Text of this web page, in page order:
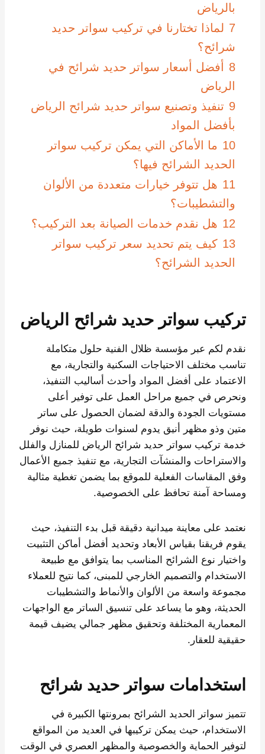
بالرياض
7 لماذا تختارنا في تركيب سواتر حديد
شرائح؟
8
أفضل أسعار سواتر حديد شرائح في
الرياض
9 تنفيذ وتصنيع سواتر حديد شرائح الرياض
بأفضل المواد
10 ما الأماكن التي يمكن تركيب سواتر
الحديد الشرائح فيها؟
11 هل تتوفر خيارات متعددة من الألوان
والتشطيبات؟
12 هل نقدم خدمات الصيانة بعد التركيب؟
13 كيف يتم تحديد سعر تركيب سواتر
الحديد الشرائح؟
تركيب سواتر حديد شرائح الرياض
نقدم لكم عبر مؤسسة ظلال الفنية حلول متكاملة
تناسب مختلف الاحتياجات السكنية والتجارية، مع
الاعتماد على أفضل المواد وأحدث أساليب التنفيذ،
ونحرص في جميع مراحل العمل على توفير أعلى
مستويات الجودة والدقة لضمان الحصول على ساتر
متين وذو مظهر أنيق يدوم لسنوات طويلة، حيث نوفر
خدمة تركيب سواتر حديد شرائح الرياض للمنازل والفلل
والاستراحات والمنشآت التجارية، مع تنفيذ جميع الأعمال
وفق المقاسات الفعلية للموقع بما يضمن تغطية مثالية
ومساحة آمنة تحافظ على الخصوصية.
نعتمد على معاينة ميدانية دقيقة قبل بدء التنفيذ، حيث
يقوم فريقنا بقياس الأبعاد وتحديد أفضل أماكن التثبيت
واختيار نوع الشرائح المناسب بما يتوافق مع طبيعة
الاستخدام والتصميم الخارجي للمبنى، كما نتيح للعملاء
مجموعة واسعة من الألوان والأنماط والتشطيبات
الحديثة، وهو ما يساعد على تنسيق الساتر مع الواجهات
المعمارية المختلفة وتحقيق مظهر جمالي يضيف قيمة
حقيقية للعقار.
استخدامات سواتر حديد شرائح
تتميز سواتر الحديد الشرائح بمرونتها الكبيرة في
الاستخدام، حيث يمكن تركيبها في العديد من المواقع
لتوفير الحماية والخصوصية والمظهر العصري في الوقت